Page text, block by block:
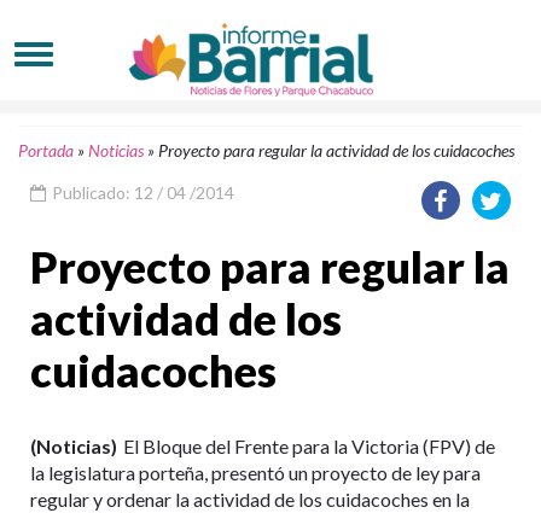
Portada »Noticias » Proyecto para regular la actividad de los cuidacoches
Publicado: 12 / 04 /2014
Proyecto para regular la
actividad de los
cuidacoches
(Noticias) El Bloque del Frente para la Victoria (FPV) de
la legislatura porteña, presentó un proyecto de ley para
regular y ordenar la actividad de los cuidacoches en la